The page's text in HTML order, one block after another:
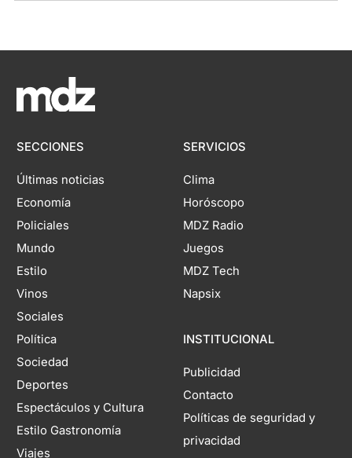
SECCIONES
Últimas noticias
Economía
Policiales
Mundo
Estilo
Vinos
Sociales
Política
Sociedad
Deportes
Espectáculos y Cultura
Estilo Gastronomía
Viajes
SERVICIOS
Clima
Horóscopo
MDZ Radio
Juegos
MDZ Tech
Napsix
INSTITUCIONAL
Publicidad
Contacto
Políticas de seguridad y
privacidad